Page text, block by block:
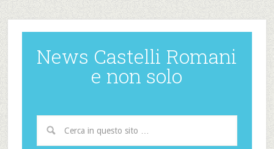
News Castelli Romani
e non solo